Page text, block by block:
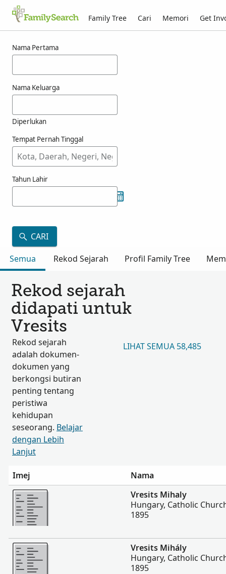
Family Tree Cari Memori Get
Nama Pertama
Nama Keluarga
Diperlukan
Tempat Pernah Tinggal
Tahun Lahir
CARI
Semua
Rekod Sejarah Profil Family Tree
Rekod sejarah
didapati untuk
Vresits
Rekod sejarah
adalah dokumen-
dokumen yang
berkongsi butiran
penting tentang
peristiwa
kehidupan
seseorang. Belajar
dengan Lebih
Lanjut
LIHAT SEMUA 58,485
Imej
Nama
Lebih
Vresits Mihaly
Hungary, Catholic
1895
Lebih
Vresits Mihály
Hungary, Catholic
1895